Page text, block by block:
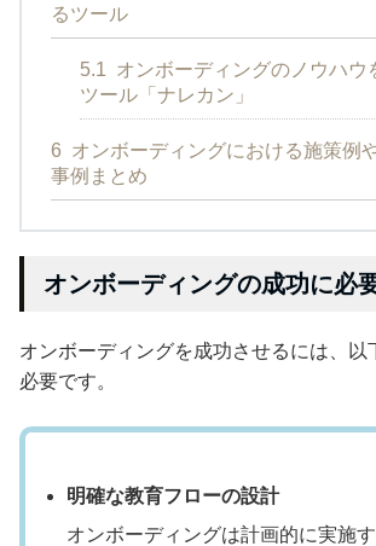
るツール
5.1 オンボーディングのノウハウ
ツール「ナレカン」
6 オンボーディングにおける施策例
事例まとめ
オンボーディングの成功に必
オンボーディングを成功させるには、以
必要です。
明確な教育フローの設計
オンボーディングは計画的に実施